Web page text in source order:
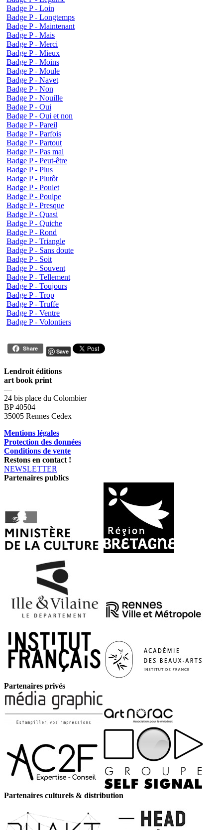
Badge P - Loin
Badge P - Longtemps
Badge P - Maintenant
Badge P - Mais
Badge P - Merci
Badge P - Mieux
Badge P - Moins
Badge P - Moule
Badge P - Navet
Badge P - Non
Badge P - Nouille
Badge P - Oui
Badge P - Oui et non
Badge P - Pareil
Badge P - Parfois
Badge P - Partout
Badge P - Pas mal
Badge P - Peut-être
Badge P - Plus
Badge P - Plutôt
Badge P - Poulet
Badge P - Poulpe
Badge P - Presque
Badge P - Quasi
Badge P - Quiche
Badge P - Rond
Badge P - Triangle
Badge P - Sans doute
Badge P - Soit
Badge P - Souvent
Badge P - Tellement
Badge P - Toujours
Badge P - Trop
Badge P - Truffe
Badge P - Ventre
Badge P - Volontiers
Share Save
Lendroit éditions
art book print
—
24 bis place du Colombier
BP 40504
35005 Rennes Cedex
Mentions légales
Protection des données
Conditions de vente
Restons en contact !
NEWSLETTER
Partenaires publics
Partenaires privés
Partenaires culturels & distribution